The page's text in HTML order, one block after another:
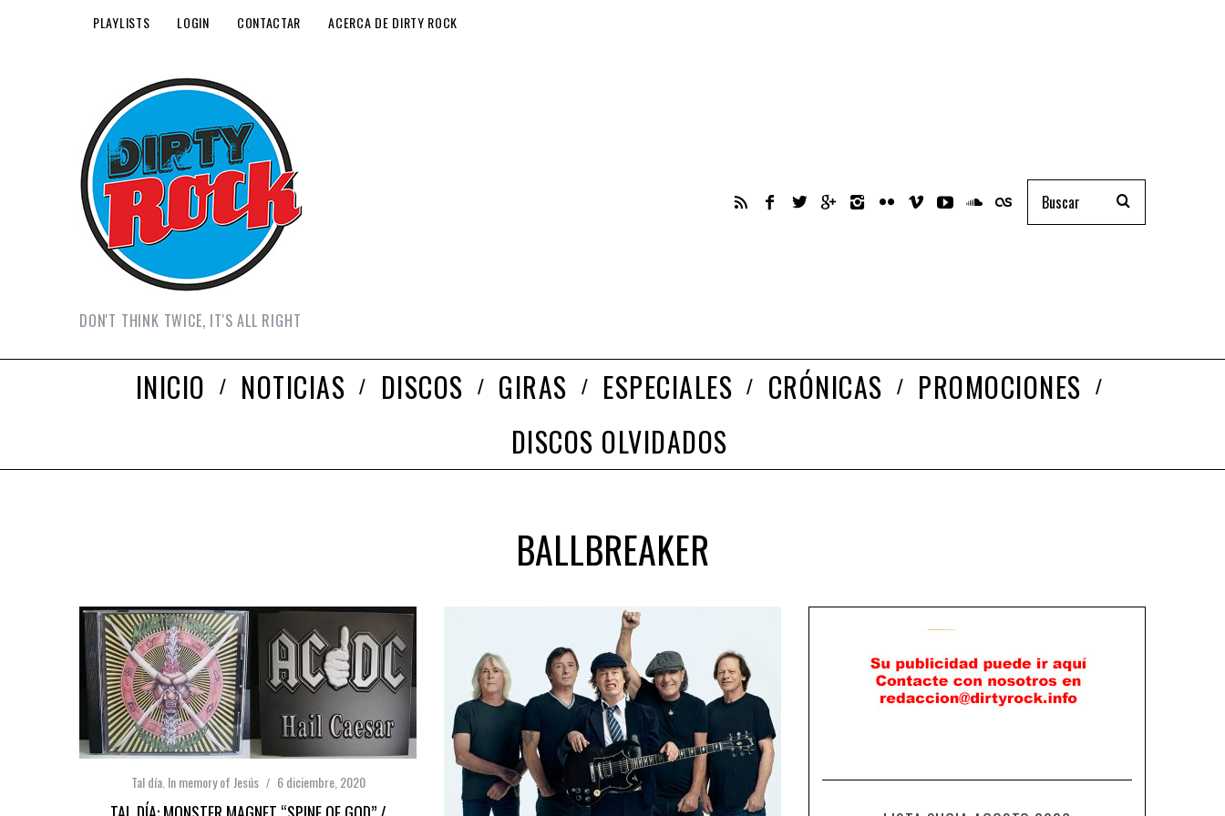
PLAYLISTS LOGIN CONTACTAR ACERCA DE DIRTY ROCK
DON'T THINK TWICE, IT'S ALL RIGHT
INICIO NOTICIAS DISCOS GIRAS ESPECIALES CRÓNICAS
PROMOCIONES
DISCOS OLVIDADOS
BALLBREAKER
Tal día. In memory of Jesús 6 diciembre, 2020